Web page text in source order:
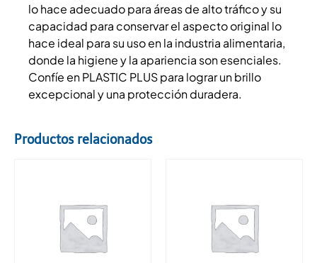
lo hace adecuado para áreas de alto tráfico y su
capacidad para conservar el aspecto original lo
hace ideal para su uso en la industria alimentaria,
donde la higiene y la apariencia son esenciales.
Confíe en PLASTIC PLUS para lograr un brillo
excepcional y una protección duradera.
Productos relacionados